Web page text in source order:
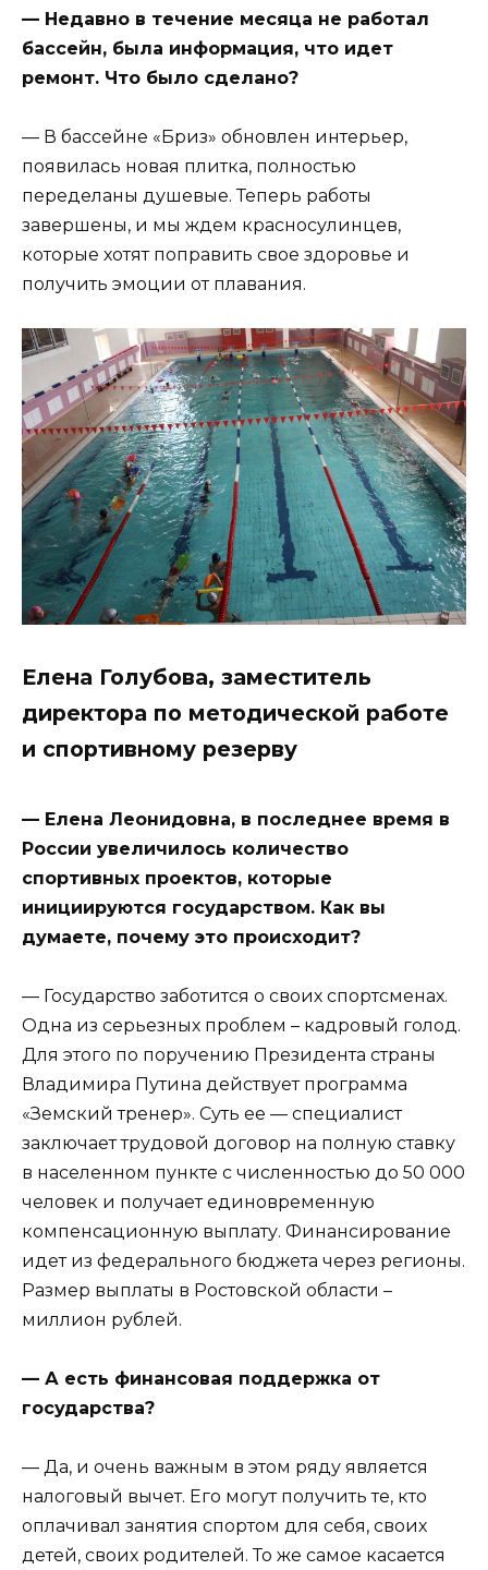
— Недавно в течение месяца не работал
бассейн, была информация, что идет
ремонт. Что было сделано?
— В бассейне «Бриз» обновлен интерьер,
появилась новая плитка, полностью
переделаны душевые. Теперь работы
завершены, и мы ждем красносулинцев,
которые хотят поправить свое здоровье и
получить эмоции от плавания.
Елена Голубова, заместитель
директора по методической работе
и спортивному резерву
— Елена Леонидовна, в последнее время в
России увеличилось количество
спортивных проектов, которые
инициируются государством. Как вы
думаете, почему это происходит?
— Государство заботится о своих спортсменах.
Одна из серьезных проблем – кадровый голод.
Для этого по поручению Президента страны
Владимира Путина действует программа
«Земский тренер». Суть ее — специалист
заключает трудовой договор на полную ставку
в населенном пункте с численностью до 50 000
человек и получает единовременную
компенсационную выплату. Финансирование
идет из федерального бюджета через регионы.
Размер выплаты в Ростовской области –
миллион рублей.
— А есть финансовая поддержка от
государства?
— Да, и очень важным в этом ряду является
налоговый вычет. Его могут получить те, кто
оплачивал занятия спортом для себя, своих
детей, своих родителей. То же самое касается